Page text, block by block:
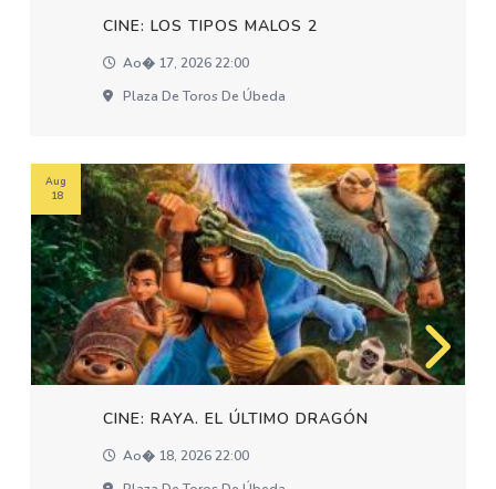
CINE: LOS TIPOS MALOS 2
Ao� 17, 2026 22:00
Plaza De Toros De Úbeda
CINE: RAYA. EL ÚLTIMO DRAGÓN
Ao� 18, 2026 22:00
Aug
18